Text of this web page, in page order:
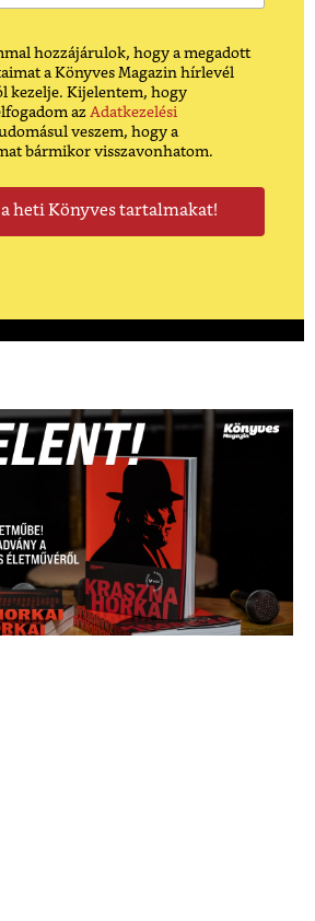
hozzájárulok, hogy a megadott
a Könyves Magazin hírlevél
kezelje. Kijelentem, hogy
az Adatkezelési
veszem, hogy a
bármikor visszavonhatom.